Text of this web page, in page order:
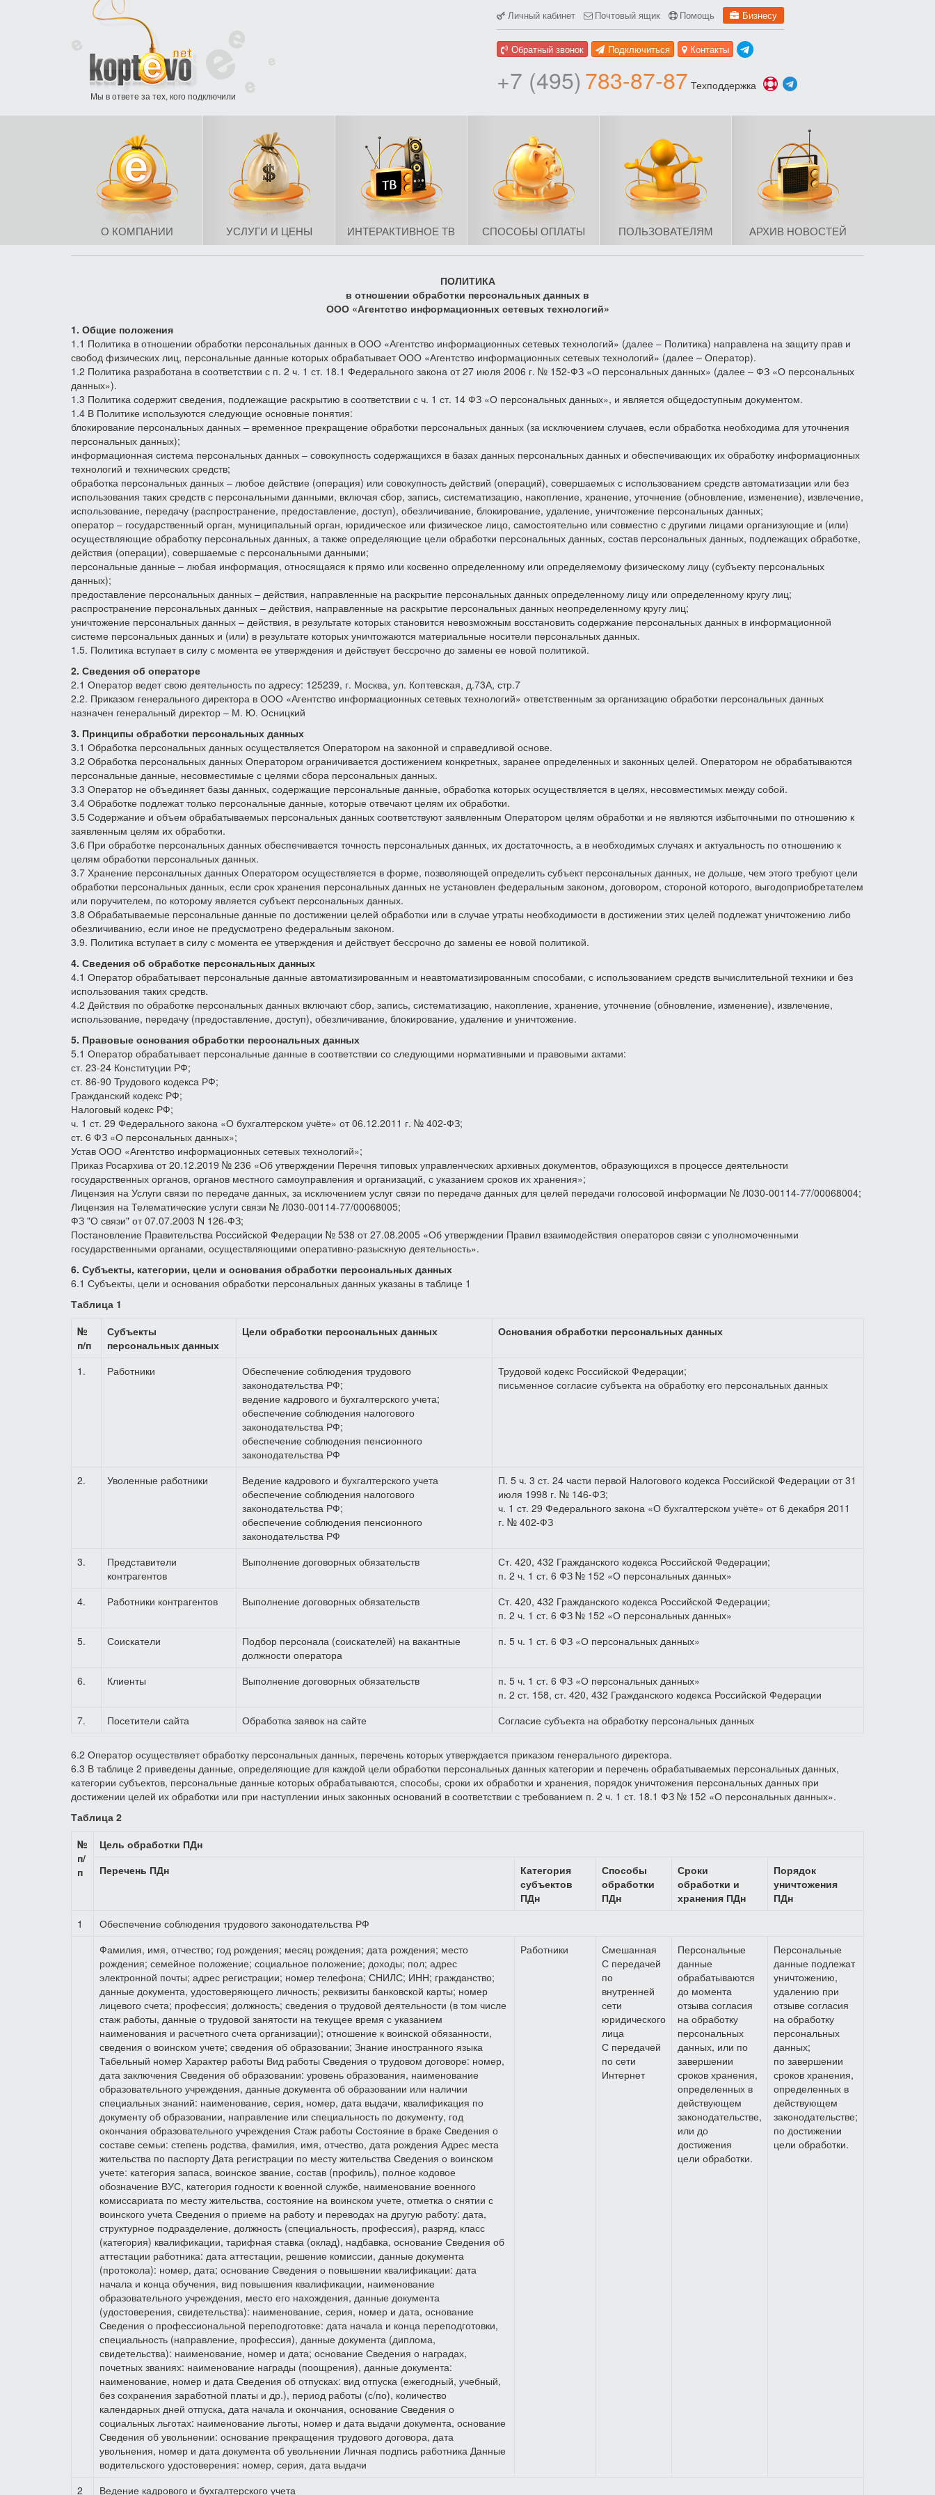
Мы в ответе за тех, кого подключили
Личный кабинет Почтовый ящик Помощь Бизнесу
Обратный звонок Подключиться Контакты
+7 (495)783-87-87 Техподдержка
О КОМПАНИИ УСЛУГИ И ЦЕНЫ ИНТЕРАКТИВНОЕ ТВ СПОСОБЫ ОПЛАТЫ ПОЛЬЗОВАТЕЛЯМ АРХИВ НОВОСТЕЙ
ПОЛИТИКА
в отношении обработки персональных данных в
ООО «Агентство информационных сетевых технологий»
1. Общие положения
1.1 Политика в отношении обработки персональных данных в ООО «Агентство информационных сетевых технологий» (далее – Политика) направлена на защиту прав и
свобод физических лиц, персональные данные которых обрабатывает ООО «Агентство информационных сетевых технологий» (далее – Оператор).
1.2 Политика разработана в соответствии с п. 2 ч. 1 ст. 18.1 Федерального закона от 27 июля 2006 г. № 152-ФЗ «О персональных данных» (далее – ФЗ «О персональных
данных»).
1.3 Политика содержит сведения, подлежащие раскрытию в соответствии с ч. 1 ст. 14 ФЗ «О персональных данных», и является общедоступным документом.
1.4 В Политике используются следующие основные понятия:
блокирование персональных данных – временное прекращение обработки персональных данных (за исключением случаев, если обработка необходима для уточнения
персональных данных);
информационная система персональных данных – совокупность содержащихся в базах данных персональных данных и обеспечивающих их обработку информационных
технологий и технических средств;
обработка персональных данных – любое действие (операция) или совокупность действий (операций), совершаемых с использованием средств автоматизации или без
использования таких средств с персональными данными, включая сбор, запись, систематизацию, накопление, хранение, уточнение (обновление, изменение), извлечение,
использование, передачу (распространение, предоставление, доступ), обезличивание, блокирование, удаление, уничтожение персональных данных;
оператор – государственный орган, муниципальный орган, юридическое или физическое лицо, самостоятельно или совместно с другими лицами организующие и (или)
осуществляющие обработку персональных данных, а также определяющие цели обработки персональных данных, состав персональных данных, подлежащих обработке,
действия (операции), совершаемые с персональными данными;
персональные данные – любая информация, относящаяся к прямо или косвенно определенному или определяемому физическому лицу (субъекту персональных
данных);
предоставление персональных данных – действия, направленные на раскрытие персональных данных определенному лицу или определенному кругу лиц;
распространение персональных данных – действия, направленные на раскрытие персональных данных неопределенному кругу лиц;
уничтожение персональных данных – действия, в результате которых становится невозможным восстановить содержание персональных данных в информационной
системе персональных данных и (или) в результате которых уничтожаются материальные носители персональных данных.
1.5. Политика вступает в силу с момента ее утверждения и действует бессрочно до замены ее новой политикой.
2. Сведения об операторе
2.1 Оператор ведет свою деятельность по адресу: 125239, г. Москва, ул. Коптевская, д.73А, стр.7
2.2. Приказом генерального директора в ООО «Агентство информационных сетевых технологий» ответственным за организацию обработки персональных данных
назначен генеральный директор – М. Ю. Осницкий
3. Принципы обработки персональных данных
3.1 Обработка персональных данных осуществляется Оператором на законной и справедливой основе.
3.2 Обработка персональных данных Оператором ограничивается достижением конкретных, заранее определенных и законных целей. Оператором не обрабатываются
персональные данные, несовместимые с целями сбора персональных данных.
3.3 Оператор не объединяет базы данных, содержащие персональные данные, обработка которых осуществляется в целях, несовместимых между собой.
3.4 Обработке подлежат только персональные данные, которые отвечают целям их обработки.
3.5 Содержание и объем обрабатываемых персональных данных соответствуют заявленным Оператором целям обработки и не являются избыточными по отношению к
заявленным целям их обработки.
3.6 При обработке персональных данных обеспечивается точность персональных данных, их достаточность, а в необходимых случаях и актуальность по отношению к
целям обработки персональных данных.
3.7 Хранение персональных данных Оператором осуществляется в форме, позволяющей определить субъект персональных данных, не дольше, чем этого требуют цели
обработки персональных данных, если срок хранения персональных данных не установлен федеральным законом, договором, стороной которого, выгодоприобретателем
или поручителем, по которому является субъект персональных данных.
3.8 Обрабатываемые персональные данные по достижении целей обработки или в случае утраты необходимости в достижении этих целей подлежат уничтожению либо
обезличиванию, если иное не предусмотрено федеральным законом.
3.9. Политика вступает в силу с момента ее утверждения и действует бессрочно до замены ее новой политикой.
4. Сведения об обработке персональных данных
4.1 Оператор обрабатывает персональные данные автоматизированным и неавтоматизированным способами, с использованием средств вычислительной техники и без
использования таких средств.
4.2 Действия по обработке персональных данных включают сбор, запись, систематизацию, накопление, хранение, уточнение (обновление, изменение), извлечение,
использование, передачу (предоставление, доступ), обезличивание, блокирование, удаление и уничтожение.
5. Правовые основания обработки персональных данных
5.1 Оператор обрабатывает персональные данные в соответствии со следующими нормативными и правовыми актами:
ст. 23-24 Конституции РФ;
ст. 86-90 Трудового кодекса РФ;
Гражданский кодекс РФ;
Налоговый кодекс РФ;
ч. 1 ст. 29 Федерального закона «О бухгалтерском учёте» от 06.12.2011 г. № 402-ФЗ;
ст. 6 ФЗ «О персональных данных»;
Устав ООО «Агентство информационных сетевых технологий»;
Приказ Росархива от 20.12.2019 № 236 «Об утверждении Перечня типовых управленческих архивных документов, образующихся в процессе деятельности
государственных органов, органов местного самоуправления и организаций, с указанием сроков их хранения»;
Лицензия на Услуги связи по передаче данных, за исключением услуг связи по передаче данных для целей передачи голосовой информации № Л030-00114-77/00068004;
Лицензия на Телематические услуги связи № Л030-00114-77/00068005;
ФЗ "О связи" от 07.07.2003 N 126-ФЗ;
Постановление Правительства Российской Федерации № 538 от 27.08.2005 «Об утверждении Правил взаимодействия операторов связи с уполномоченными
государственными органами, осуществляющими оперативно-разыскную деятельность».
6. Субъекты, категории, цели и основания обработки персональных данных
6.1 Субъекты, цели и основания обработки персональных данных указаны в таблице 1
Таблица 1
№
п/п
Субъекты
персональных данных
Цели обработки персональных данных Основания обработки персональных данных
1. Работники
Обеспечение соблюдения трудового
законодательства РФ;
ведение кадрового и бухгалтерского учета;
обеспечение соблюдения налогового
законодательства РФ;
обеспечение соблюдения пенсионного
законодательства РФ
Трудовой кодекс Российской Федерации;
письменное согласие субъекта на обработку его персональных данных
2. Уволенные работники
Ведение кадрового и бухгалтерского учета
обеспечение соблюдения налогового
законодательства РФ;
обеспечение соблюдения пенсионного
законодательства РФ
П. 5 ч. 3 ст. 24 части первой Налогового кодекса Российской Федерации от 31
июля 1998 г. № 146-ФЗ;
ч. 1 ст. 29 Федерального закона «О бухгалтерском учёте» от 6 декабря 2011
г. № 402-ФЗ
3.
Представители
контрагентов
Выполнение договорных обязательств
Ст. 420, 432 Гражданского кодекса Российской Федерации;
п. 2 ч. 1 ст. 6 ФЗ № 152 «О персональных данных»
4.
Работники контрагентов Выполнение договорных обязательств
Ст. 420, 432 Гражданского кодекса Российской Федерации;
п. 2 ч. 1 ст. 6 ФЗ № 152 «О персональных данных»
5.
Соискатели
Подбор персонала (соискателей) на вакантные
должности оператора
п. 5 ч. 1 ст. 6 ФЗ «О персональных данных»
6. Клиенты Выполнение договорных обязательств
п. 5 ч. 1 ст. 6 ФЗ «О персональных данных»
п. 2 ст. 158, ст. 420, 432 Гражданского кодекса Российской Федерации
7.
Посетители сайта Обработка заявок на сайте Согласие субъекта на обработку персональных данных
6.2 Оператор осуществляет обработку персональных данных, перечень которых утверждается приказом генерального директора.
6.3 В таблице 2 приведены данные, определяющие для каждой цели обработки персональных данных категории и перечень обрабатываемых персональных данных,
категории субъектов, персональные данные которых обрабатываются, способы, сроки их обработки и хранения, порядок уничтожения персональных данных при
достижении целей их обработки или при наступлении иных законных оснований в соответствии с требованием п. 2 ч. 1 ст. 18.1 ФЗ № 152 «О персональных данных».
Таблица 2
№
п/
п
Цель обработки ПДн
Перечень ПДн
Категория
субъектов
ПДн
Способы
обработки
ПДн
Сроки
обработки и
хранения ПДн
Порядок
уничтожения
ПДн
1
Обеспечение соблюдения трудового законодательства РФ
Фамилия, имя, отчество; год рождения; месяц рождения; дата рождения; место
рождения; семейное положение; социальное положение; доходы; пол; адрес
электронной почты; адрес регистрации; номер телефона; СНИЛС; ИНН; гражданство;
данные документа, удостоверяющего личность; реквизиты банковской карты; номер
лицевого счета; профессия; должность; сведения о трудовой деятельности (в том числе
стаж работы, данные о трудовой занятости на текущее время с указанием
наименования и расчетного счета организации); отношение к воинской обязанности,
сведения о воинском учете; сведения об образовании; Знание иностранного языка
Табельный номер Характер работы Вид работы Сведения о трудовом договоре: номер,
дата заключения Сведения об образовании: уровень образования, наименование
образовательного учреждения, данные документа об образовании или наличии
специальных знаний: наименование, серия, номер, дата выдачи, квалификация по
документу об образовании, направление или специальность по документу, год
окончания образовательного учреждения Стаж работы Состояние в браке Сведения о
составе семьи: степень родства, фамилия, имя, отчество, дата рождения Адрес места
жительства по паспорту Дата регистрации по месту жительства Сведения о воинском
учете: категория запаса, воинское звание, состав (профиль), полное кодовое
обозначение ВУС, категория годности к военной службе, наименование военного
комиссариата по месту жительства, состояние на воинском учете, отметка о снятии с
воинского учета Сведения о приеме на работу и переводах на другую работу: дата,
структурное подразделение, должность (специальность, профессия), разряд, класс
(категория) квалификации, тарифная ставка (оклад), надбавка, основание Сведения об
аттестации работника: дата аттестации, решение комиссии, данные документа
(протокола): номер, дата; основание Сведения о повышении квалификации: дата
начала и конца обучения, вид повышения квалификации, наименование
образовательного учреждения, место его нахождения, данные документа
(удостоверения, свидетельства): наименование, серия, номер и дата, основание
Сведения о профессиональной переподготовке: дата начала и конца переподготовки,
специальность (направление, профессия), данные документа (диплома,
свидетельства): наименование, номер и дата; основание Сведения о наградах,
почетных званиях: наименование награды (поощрения), данные документа:
наименование, номер и дата Сведения об отпусках: вид отпуска (ежегодный, учебный,
без сохранения заработной платы и др.), период работы (с/по), количество
календарных дней отпуска, дата начала и окончания, основание Сведения о
социальных льготах: наименование льготы, номер и дата выдачи документа, основание
Сведения об увольнении: основание прекращения трудового договора, дата
увольнения, номер и дата документа об увольнении Личная подпись работника Данные
водительского удостоверения: номер, серия, дата выдачи
Работники
Смешанная
С передачей
по
внутренней
сети
юридического
лица
С передачей
по сети
Интернет
Персональные
данные
обрабатываются
до момента
отзыва согласия
на обработку
персональных
данных, или по
завершении
сроков хранения,
определенных в
действующем
законодательстве,
или до
достижения
цели обработки.
Персональные
данные подлежат
уничтожению,
удалению при
отзыве согласия
на обработку
персональных
данных;
по завершении
сроков хранения,
определенных в
действующем
законодательстве;
по достижении
цели обработки.
2 Ведение кадрового и бухгалтерского учета